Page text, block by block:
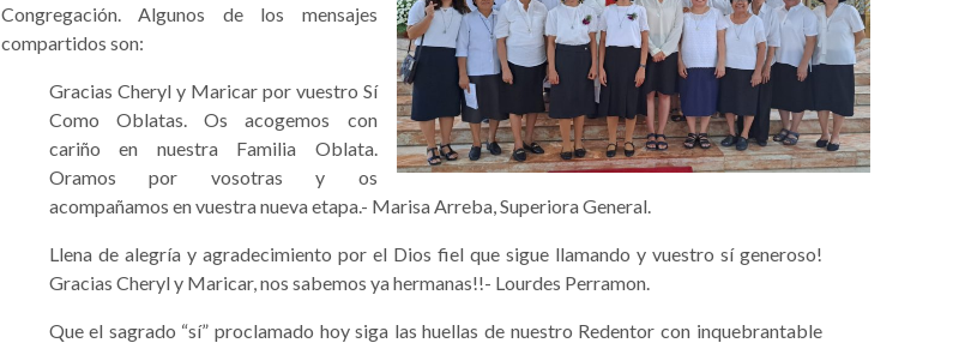
Congregación. Algunos de los mensajes
compartidos son:
Gracias Cheryl y Maricar por vuestro Sí
Como Oblatas. Os acogemos con
cariño en nuestra Familia Oblata.
Oramos por vosotras y os
acompañamos en vuestra nueva etapa.- Marisa Arreba, Superiora General.
Llena de alegría y agradecimiento por el Dios fiel que sigue llamando y vuestro sí generoso!
Gracias Cheryl y Maricar, nos sabemos ya hermanas!!- Lourdes Perramon.
Que el sagrado “sí” proclamado hoy siga las huellas de nuestro Redentor con inquebrantable